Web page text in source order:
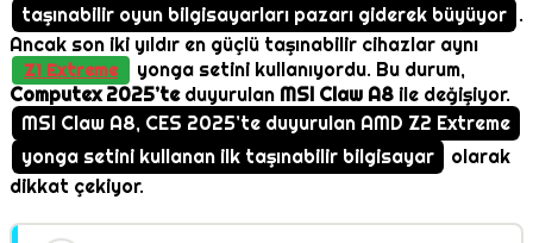
taşınabilir oyun bilgisayarları pazarı giderek büyüyor .
Ancak son iki yıldır en güçlü taşınabilir cihazlar aynı
Z1 Extreme
yonga setini kullanıyordu. Bu durum,
Computex 2025’teduyurulan MSI Claw A8 ile değişiyor.
MSI Claw A8, CES 2025’te duyurulan AMD Z2 Extreme
yonga setini kullanan ilk taşınabilir bilgisayar
olarak
dikkat çekiyor.